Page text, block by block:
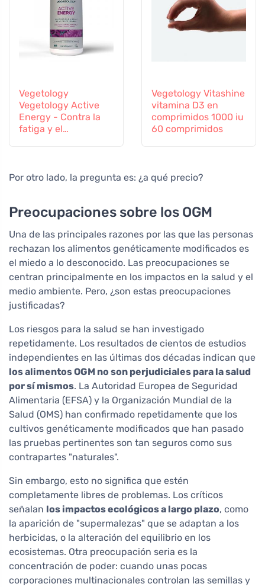
Vegetology
Vegetology Active
Energy - Contra la
fatiga y el
Vegetology Vitashine
vitamina D3 en
comprimidos 1000 iu
60 comprimidos
Por otro lado, la pregunta es: ¿a qué precio?
Preocupaciones sobre los OGM
Una de las principales razones por las que las personas
rechazan los alimentos genéticamente modificados es
el miedo a lo desconocido. Las preocupaciones se
centran principalmente en los impactos en la salud y el
medio ambiente. Pero, ¿son estas preocupaciones
justificadas?
Los riesgos para la salud se han investigado
repetidamente. Los resultados de cientos de estudios
independientes en las últimas dos décadas indican que
los alimentos OGM no son perjudiciales para la salud
por sí mismos. La Autoridad Europea de Seguridad
Alimentaria (EFSA) y la Organización Mundial de la
Salud (OMS) han confirmado repetidamente que los
cultivos genéticamente modificados que han pasado
las pruebas pertinentes son tan seguros como sus
contrapartes "naturales".
Sin embargo, esto no significa que estén
completamente libres de problemas. Los críticos
señalan los impactos ecológicos a largo plazo, como
la aparición de "supermalezas" que se adaptan a los
herbicidas, o la alteración del equilibrio en los
ecosistemas. Otra preocupación seria es la
concentración de poder: cuando unas pocas
corporaciones multinacionales controlan las semillas y